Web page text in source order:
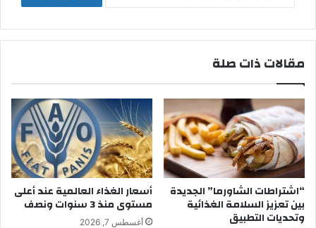
مقالات ذات صلة
“اشتراطات الشاورما” الجديدة
بين تعزيز السلامة الغذائية
وتحديات التطبيق
أسعار الغذاء العالمية عند أعلى
مستوى منذ 3 سنوات ونصف
أغسطس 7, 2026